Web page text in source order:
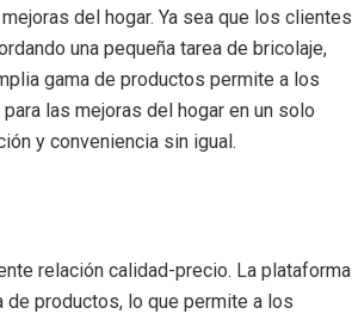
del hogar. Ya sea que los clientes
una pequeña tarea de bricolaje,
gama de productos permite a los
las mejoras del hogar en un solo
y conveniencia sin igual.
relación calidad-precio. La plataforma
productos, lo que permite a los